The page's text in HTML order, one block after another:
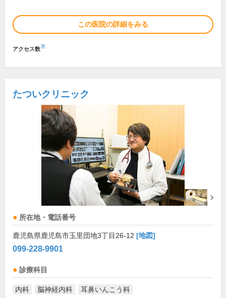
この医院の詳細をみる
アクセス数※
たついクリニック
所在地・電話番号
鹿児島県鹿児島市玉里団地3丁目26-12 [地図]
099-228-9901
診療科目
内科 脳神経内科 耳鼻いんこう科